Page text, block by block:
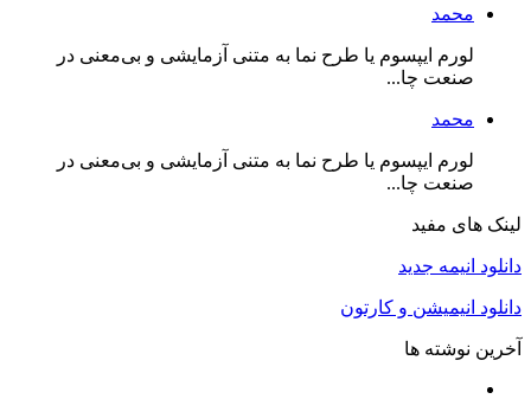
محمد
لورم ایپسوم یا طرح‌ نما به متنی آزمایشی و بی‌معنی در
صنعت چا...
محمد
لورم ایپسوم یا طرح‌ نما به متنی آزمایشی و بی‌معنی در
صنعت چا...
لینک های مفید
دانلود انیمه جدید
دانلود انیمیشن و کارتون
آخرین نوشته ها